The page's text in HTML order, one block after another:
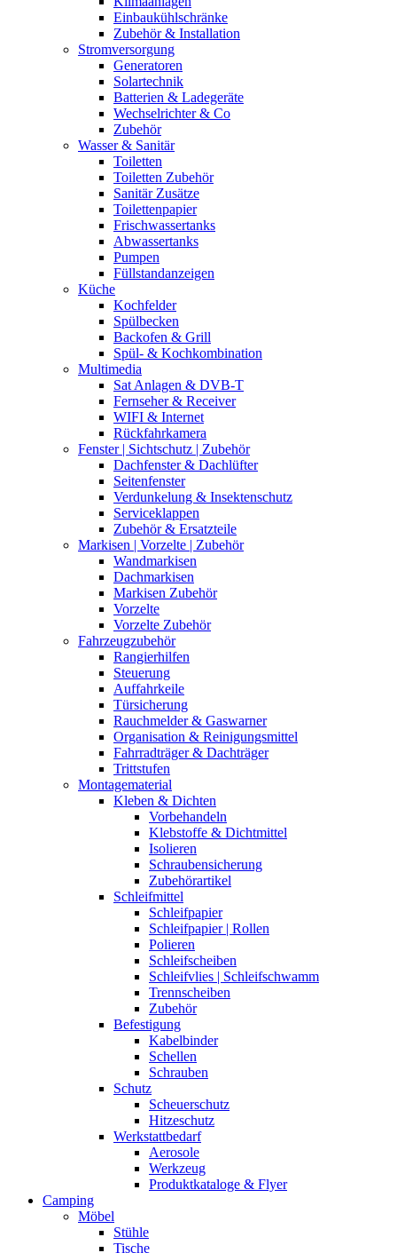
Einbaukühlschränke
Zubehör & Installation
Stromversorgung
Generatoren
Solartechnik
Batterien & Ladegeräte
Wechselrichter & Co
Zubehör
Wasser & Sanitär
Toiletten
Toiletten Zubehör
Sanitär Zusätze
Toilettenpapier
Frischwassertanks
Abwassertanks
Pumpen
Füllstandanzeigen
Küche
Kochfelder
Spülbecken
Backofen & Grill
Spül- & Kochkombination
Multimedia
Sat Anlagen & DVB-T
Fernseher & Receiver
WIFI & Internet
Rückfahrkamera
Fenster | Sichtschutz | Zubehör
Dachfenster & Dachlüfter
Seitenfenster
Verdunkelung & Insektenschutz
Serviceklappen
Zubehör & Ersatzteile
Markisen | Vorzelte | Zubehör
Wandmarkisen
Dachmarkisen
Markisen Zubehör
Vorzelte
Vorzelte Zubehör
Fahrzeugzubehör
Rangierhilfen
Steuerung
Auffahrkeile
Türsicherung
Rauchmelder & Gaswarner
Organisation & Reinigungsmittel
Fahrradträger & Dachträger
Trittstufen
Montagematerial
Kleben & Dichten
Vorbehandeln
Klebstoffe & Dichtmittel
Isolieren
Schraubensicherung
Zubehörartikel
Schleifmittel
Schleifpapier
Schleifpapier | Rollen
Polieren
Schleifscheiben
Schleifvlies | Schleifschwamm
Trennscheiben
Zubehör
Befestigung
Kabelbinder
Schellen
Schrauben
Schutz
Scheuerschutz
Hitzeschutz
Werkstattbedarf
Aerosole
Werkzeug
Produktkataloge & Flyer
Camping
Möbel
Stühle
Tische